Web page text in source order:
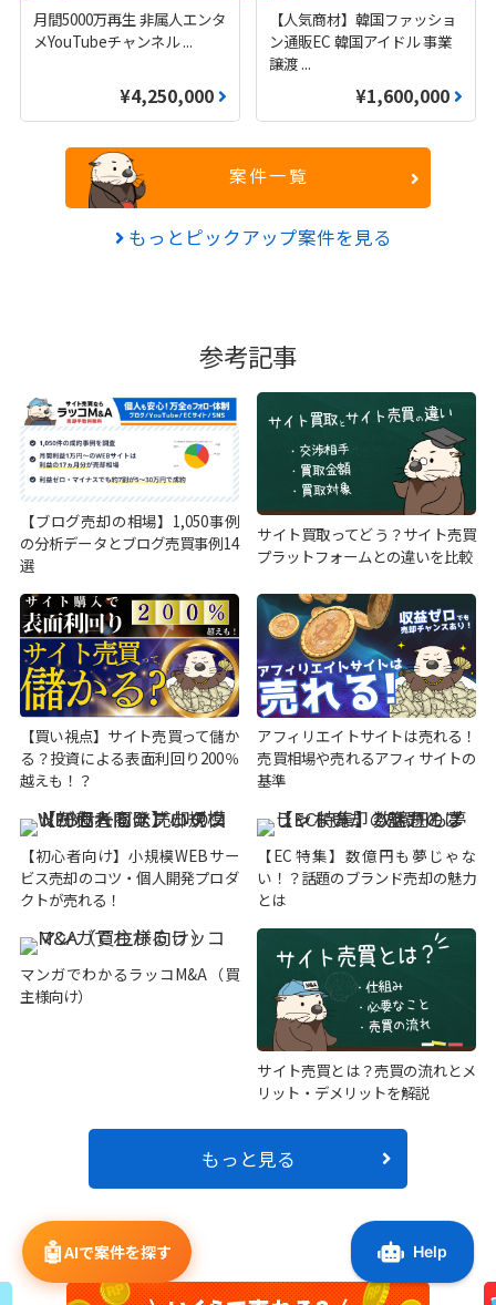
月間5000万再生 非属人エンタ
メYouTubeチャンネル...
¥4,250,000
【人気商材】韓国ファッショ
ン通販EC 韓国アイドル 事業
譲渡 ...
¥1,600,000
案件一覧
もっとピックアップ案件を見る
参考記事
【ブログ売却の相場】1,050事例
の分析データとブログ売買事例14
選
サイト買取ってどう？サイト売買
プラットフォームとの違いを比較
【買い視点】サイト売買って儲か
る？投資による表面利回り200％
越えも！？
アフィリエイトサイトは売れる！
売買相場や売れるアフィサイトの
基準
【初心者向け】小規模WEBサー
ビス売却のコツ・個人開発プロダ
クトが売れる！
【EC特集】数億円も夢じゃな
い！？話題のブランド売却の魅力
とは
マンガでわかるラッコM&A（買
主様向け）
サイト売買とは？売買の流れとメ
リット・デメリットを解説
もっと見る
🤖AIで案件を探す